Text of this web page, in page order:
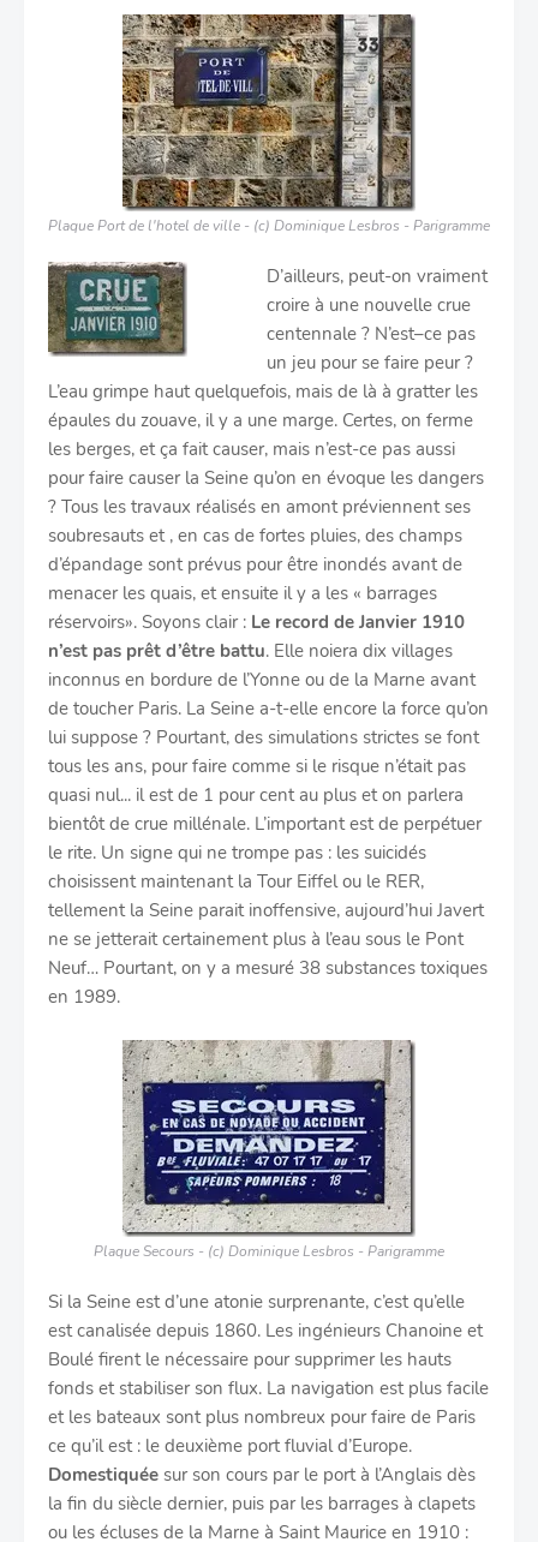
Plaque Port de l'hotel de ville - (c) Dominique Lesbros - Parigramme
D’ailleurs, peut-on vraiment
croire à une nouvelle crue
centennale ? N’est–ce pas
un jeu pour se faire peur ?
L’eau grimpe haut quelquefois, mais de là à gratter les
épaules du zouave, il y a une marge. Certes, on ferme
les berges, et ça fait causer, mais n’est-ce pas aussi
pour faire causer la Seine qu’on en évoque les dangers
? Tous les travaux réalisés en amont préviennent ses
soubresauts et , en cas de fortes pluies, des champs
d’épandage sont prévus pour être inondés avant de
menacer les quais, et ensuite il y a les « barrages
réservoirs». Soyons clair : Le record de Janvier 1910
n’est pas prêt d’être battu. Elle noiera dix villages
inconnus en bordure de l’Yonne ou de la Marne avant
de toucher Paris. La Seine a-t-elle encore la force qu’on
lui suppose ? Pourtant, des simulations strictes se font
tous les ans, pour faire comme si le risque n’était pas
quasi nul... il est de 1 pour cent au plus et on parlera
bientôt de crue millénale. L’important est de perpétuer
le rite. Un signe qui ne trompe pas : les suicidés
choisissent maintenant la Tour Eiffel ou le RER,
tellement la Seine parait inoffensive, aujourd’hui Javert
ne se jetterait certainement plus à l’eau sous le Pont
Neuf… Pourtant, on y a mesuré 38 substances toxiques
en 1989.
Plaque Secours - (c) Dominique Lesbros - Parigramme
Si la Seine est d’une atonie surprenante, c’est qu’elle
est canalisée depuis 1860. Les ingénieurs Chanoine et
Boulé firent le nécessaire pour supprimer les hauts
fonds et stabiliser son flux. La navigation est plus facile
et les bateaux sont plus nombreux pour faire de Paris
ce qu’il est : le deuxième port fluvial d’Europe.
Domestiquée sur son cours par le port à l’Anglais dès
la fin du siècle dernier, puis par les barrages à clapets
ou les écluses de la Marne à Saint Maurice en 1910 :